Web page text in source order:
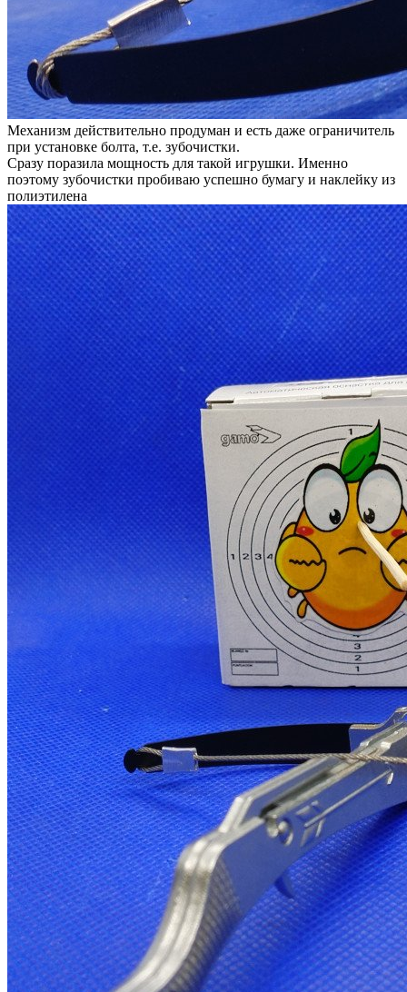
Механизм действительно продуман и есть даже ограничитель
при установке болта, т.е. зубочистки.
Сразу поразила мощность для такой игрушки. Именно
поэтому зубочистки пробиваю успешно бумагу и наклейку из
полиэтилена